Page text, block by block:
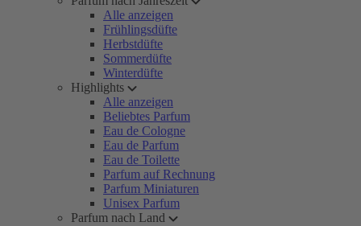
Alle anzeigen
Frühlingsdüfte
Herbstdüfte
Sommerdüfte
Winterdüfte
Highlights
Alle anzeigen
Beliebtes Parfum
Eau de Cologne
Eau de Parfum
Eau de Toilette
Parfum auf Rechnung
Parfum Miniaturen
Unisex Parfum
Parfum nach Land